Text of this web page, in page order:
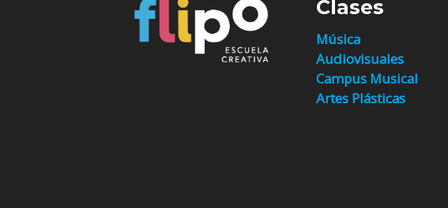
Clases
Música
Audiovisuales
Campus Musical
Artes Plásticas